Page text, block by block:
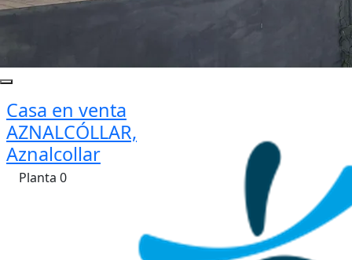
Casa en venta
AZNALCÓLLAR,
Aznalcollar
Planta 0